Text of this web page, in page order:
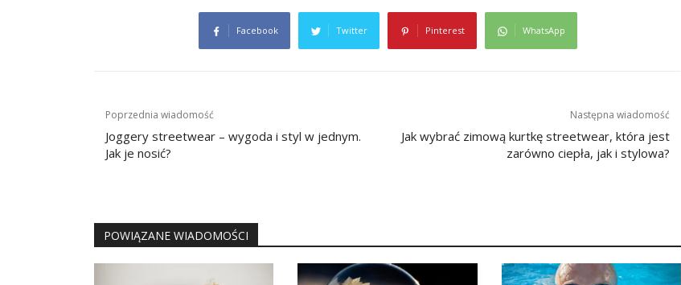
Facebook Twitter Pinterest WhatsApp
Nawigacja
wpisu
Poprzednia wiadomość
Joggery streetwear – wygoda i styl w jednym.
Jak je nosić?
Następna wiadomość
Jak wybrać zimową kurtkę streetwear, która jest
zarówno ciepła, jak i stylowa?
POWIĄZANE WIADOMOŚCI